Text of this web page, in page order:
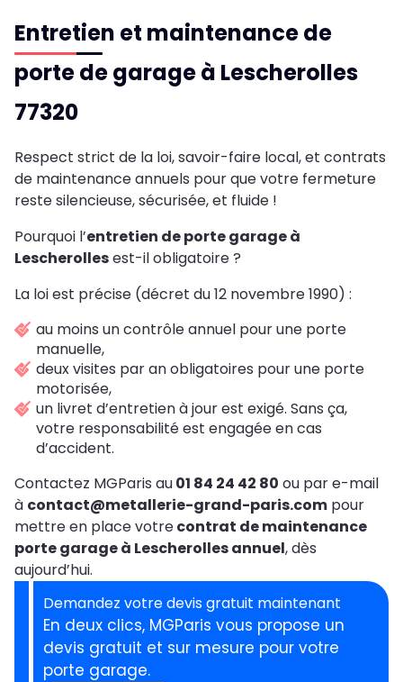
Entretien et maintenance de
porte de garage à Lescherolles
77320
Respect strict de la loi, savoir-faire local, et contrats
de maintenance annuels pour que votre fermeture
reste silencieuse, sécurisée, et fluide !
Pourquoi l’entretien de porte garage à
Lescherollesest-il obligatoire ?
La loi est précise (décret du 12 novembre 1990) :
au moins un contrôle annuel pour une porte
manuelle,
deux visites par an obligatoires pour une porte
motorisée,
un livret d’entretien à jour est exigé. Sans ça,
votre responsabilité est engagée en cas
d’accident.
Contactez MGParis au01 84 24 42 80 ou par e-mail
à contact@metallerie-grand-paris.com pour
mettre en place votrecontrat de maintenance
porte garage à Lescherolles annuel, dès
aujourd’hui.
Demandez votre devis gratuit maintenant
En deux clics, MGParis vous propose un
devis gratuit et sur mesure pour votre
porte garage.